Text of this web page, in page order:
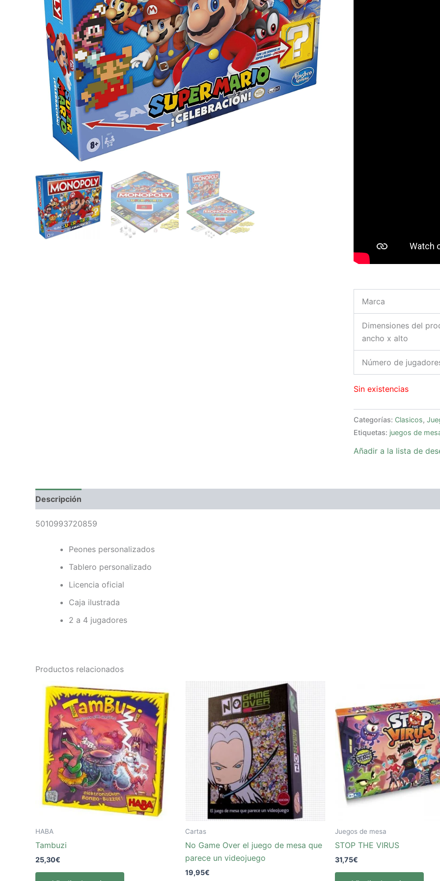
Marca
Dimensiones del
ancho x alto
Número de
Sin existencias
Categorías: Clasicos,
Etiquetas: juegos de
Añadir a la lista de
Descripción
5010993720859
Peones personalizados
Tablero personalizado
Licencia oficial
Caja ilustrada
2 a 4 jugadores
Productos relacionados
HABA
Tambuzi
25,30€
Cartas
No Game Over el juego de mesa que
parece un videojuego
19,95€
Juegos de mesa
STOP THE VIRUS
31,75€